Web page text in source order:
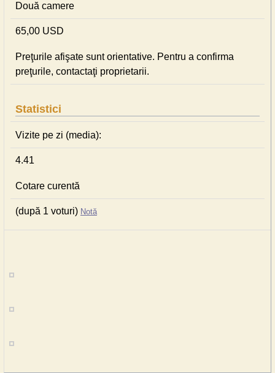
Două camere
65,00 USD
Preţurile afişate sunt orientative. Pentru a confirma
preţurile, contactaţi proprietarii.
Statistici
Vizite pe zi (media):
4.41
Cotare curentă
(după 1 voturi) Notă